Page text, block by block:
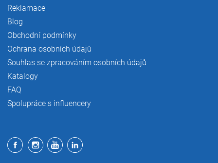
Reklamace
Blog
Obchodní podmínky
Ochrana osobních údajů
Souhlas se zpracováním osobních údajů
Katalogy
FAQ
Spolupráce s influencery